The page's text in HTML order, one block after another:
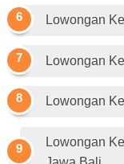
Lowongan
Lowongan
Lowongan
Lowongan